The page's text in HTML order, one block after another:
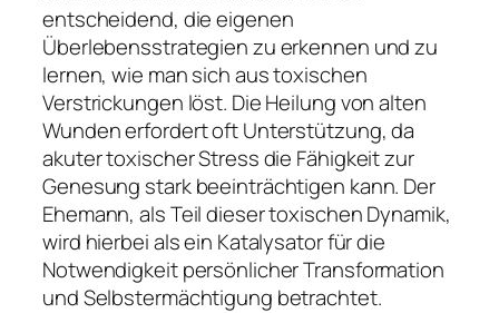
entscheidend, die eigenen
Überlebensstrategien zu erkennen und zu
lernen, wie man sich aus toxischen
Verstrickungen löst. Die Heilung von alten
Wunden erfordert oft Unterstützung, da
akuter toxischer Stress die Fähigkeit zur
Genesung stark beeinträchtigen kann. Der
Ehemann, als Teil dieser toxischen Dynamik,
wird hierbei als ein Katalysator für die
Notwendigkeit persönlicher Transformation
und Selbstermächtigung betrachtet.